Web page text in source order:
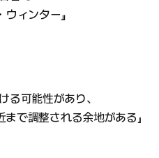
ィンター』
る可能性があり、
で調整される余地がある」